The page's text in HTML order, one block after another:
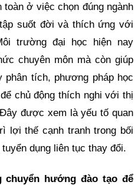
toàn ở việc chọn đúng ngành
suốt đời và thích ứng với
trường đại học hiện nay
chuyên môn mà còn giúp
tích, phương pháp học
chủ động thích nghi với thị
được xem là yếu tố quan
lợi thế cạnh tranh trong bối
dụng liên tục thay đổi.
chuyển hướng đào tạo để